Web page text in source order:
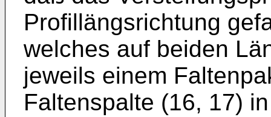
Profillängsrichtung
welches auf beiden
jeweils einem
Faltenspalte (16, 17)